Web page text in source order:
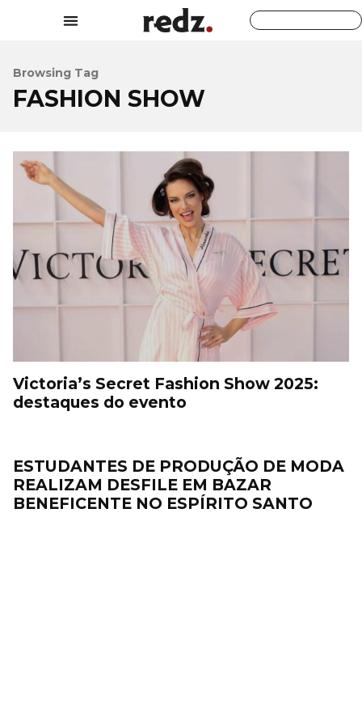
Browsing Tag
FASHION SHOW
Victoria’s Secret Fashion Show 2025:
destaques do evento
ESTUDANTES DE PRODUÇÃO DE MODA
REALIZAM DESFILE EM BAZAR
BENEFICENTE NO ESPÍRITO SANTO